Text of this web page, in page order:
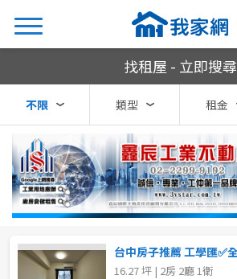
熱門關鍵字
不限
我家網房屋租賃
找租屋 - 立即搜尋
不限 類型 租金
16.27 坪 | 2房 2廳 1衛